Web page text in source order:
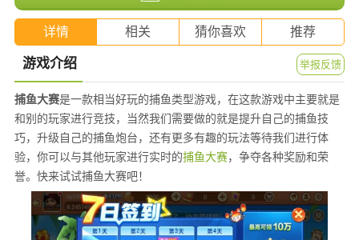
详情 相关 猜你喜欢 推荐
游戏介绍 举报反馈
捕鱼大赛是一款相当好玩的捕鱼类型游戏，在这款游戏中主要就是
和别的玩家进行竞技，当然我们需要做的就是提升自己的捕鱼技
巧，升级自己的捕鱼炮台，还有更多有趣的玩法等待我们进行体
验，你可以与其他玩家进行实时的捕鱼大赛，争夺各种奖励和荣
誉。快来试试捕鱼大赛吧！